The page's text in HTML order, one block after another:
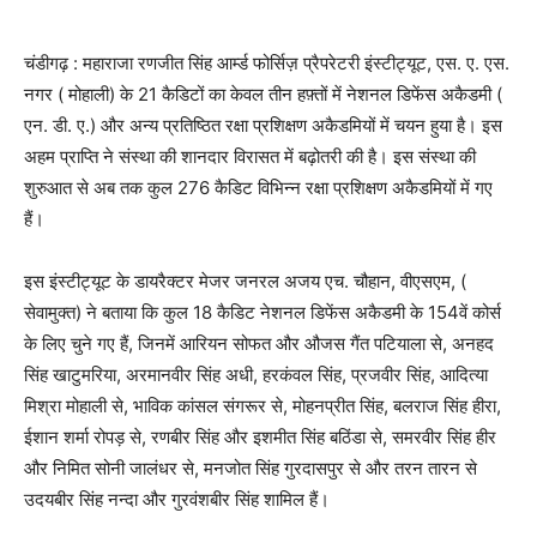
चंडीगढ़ : महाराजा रणजीत सिंह आर्म्ड फोर्सिज़ प्रैपरेटरी इंस्टीट्यूट, एस. ए. एस.
नगर ( मोहाली) के 21 कैडिटों का केवल तीन हफ़्तों में नेशनल डिफेंस अकैडमी (
एन. डी. ए.) और अन्य प्रतिष्ठित रक्षा प्रशिक्षण अकैडमियों में चयन हुया है। इस
अहम प्राप्ति ने संस्था की शानदार विरासत में बढ़ोतरी की है। इस संस्था की
शुरुआत से अब तक कुल 276 कैडिट विभिन्न रक्षा प्रशिक्षण अकैडमियों में गए
हैं।
इस इंस्टीट्यूट के डायरैक्टर मेजर जनरल अजय एच. चौहान, वीएसएम, (
सेवामुक्त) ने बताया कि कुल 18 कैडिट नेशनल डिफेंस अकैडमी के 154वें कोर्स
के लिए चुने गए हैं, जिनमें आरियन सोफत और औजस गैंत पटियाला से, अनहद
सिंह खाटुमरिया, अरमानवीर सिंह अधी, हरकंवल सिंह, प्रजवीर सिंह, आदित्या
मिश्रा मोहाली से, भाविक कांसल संगरूर से, मोहनप्रीत सिंह, बलराज सिंह हीरा,
ईशान शर्मा रोपड़ से, रणबीर सिंह और इशमीत सिंह बठिंडा से, समरवीर सिंह हीर
और निमित सोनी जालंधर से, मनजोत सिंह गुरदासपुर से और तरन तारन से
उदयबीर सिंह नन्दा और गुरवंशबीर सिंह शामिल हैं।